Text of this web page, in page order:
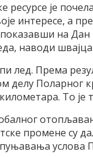
ресурсе је
интересе, а
на
наводи
лед. Према
делу Поларног
То је
промене су
услова